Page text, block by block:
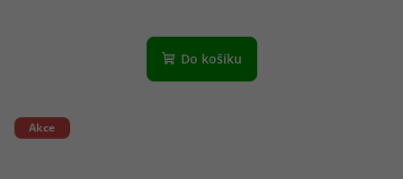
Do košíku
Akce